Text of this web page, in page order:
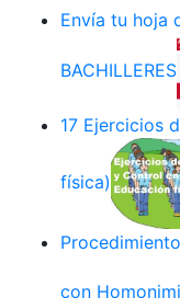
Envía tu hoja
BACHILLERES
17 Ejercicios
física)
con